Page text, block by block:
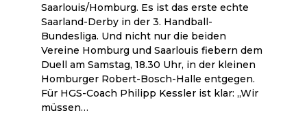
Saarlouis/Homburg. Es ist das erste echte
Saarland-Derby in der 3. Handball-
Bundesliga. Und nicht nur die beiden
Vereine Homburg und Saarlouis fiebern dem
Duell am Samstag, 18.30 Uhr, in der kleinen
Homburger Robert-Bosch-Halle entgegen.
Für HGS-Coach Philipp Kessler ist klar: „Wir
müssen…